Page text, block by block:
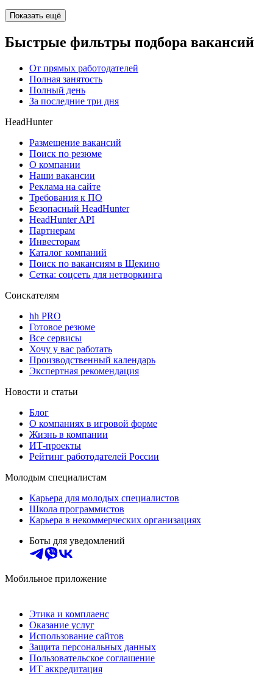
Показать ещё
Быстрые фильтры подбора вакансий
От прямых работодателей
Полная занятость
Полный день
За последние три дня
HeadHunter
Размещение вакансий
Поиск по резюме
О компании
Наши вакансии
Реклама на сайте
Требования к ПО
Безопасный HeadHunter
HeadHunter API
Партнерам
Инвесторам
Каталог компаний
Поиск по вакансиям в Щекино
Сетка: соцсеть для нетворкинга
Соискателям
hh PRO
Готовое резюме
Все сервисы
Хочу у вас работать
Производственный календарь
Экспертная рекомендация
Новости и статьи
Блог
О компаниях в игровой форме
Жизнь в компании
ИТ-проекты
Рейтинг работодателей России
Молодым специалистам
Карьера для молодых специалистов
Школа программистов
Карьера в некоммерческих организациях
Боты для уведомлений
Мобильное приложение
Этика и комплаенс
Оказание услуг
Использование сайтов
Защита персональных данных
Пользовательское соглашение
ИТ аккредитация